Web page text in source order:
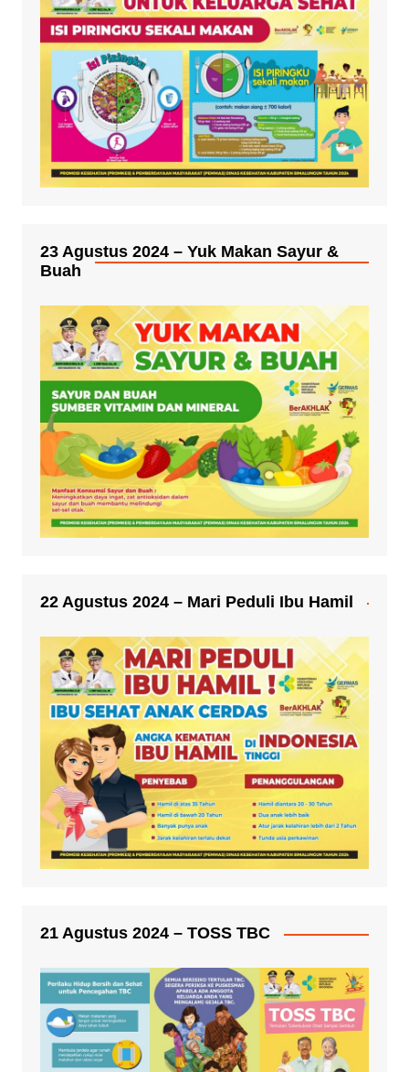
23 Agustus 2024 – Yuk Makan Sayur &
Buah
22 Agustus 2024 – Mari Peduli Ibu Hamil
21 Agustus 2024 – TOSS TBC